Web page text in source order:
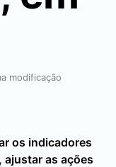
modificação
os indicadores
ajustar as ações